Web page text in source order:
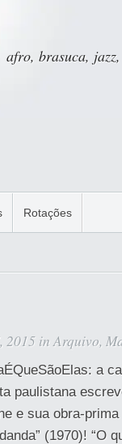
afro, brasuca,
Rotações
2015 inArquivo,
a
paulistana
e sua obra-prima
(1970)! “O